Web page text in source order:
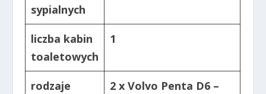
sypialnych
liczba kabin
toaletowych
1
rodzaje
2 x Volvo Penta D6 –